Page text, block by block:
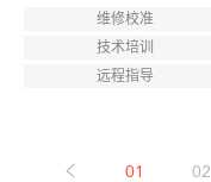
维修校准
技术培训
远程指导
01 02